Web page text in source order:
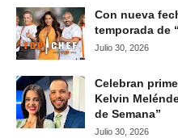
Con nueva
temporada de
Julio 30, 2026
Celebran
Kelvin
de Semana”
Julio 30, 2026